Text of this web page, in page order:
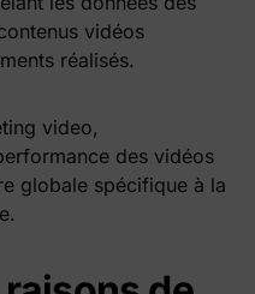
vidéos
réalisés.
video,
des vidéos
globale spécifique à la